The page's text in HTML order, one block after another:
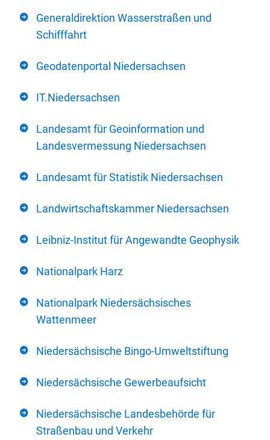
Generaldirektion Wasserstraßen und
Schifffahrt
Geodatenportal Niedersachsen
IT.Niedersachsen
Landesamt für Geoinformation und
Landesvermessung Niedersachsen
Landesamt für Statistik Niedersachsen
Landwirtschaftskammer Niedersachsen
Leibniz-Institut für Angewandte Geophysik
Nationalpark Harz
Nationalpark Niedersächsisches
Wattenmeer
Niedersächsische Bingo-Umweltstiftung
Niedersächsische Gewerbeaufsicht
Niedersächsische Landesbehörde für
Straßenbau und Verkehr